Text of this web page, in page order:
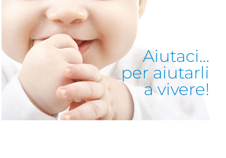
Aiutaci…
per aiutarli
a vivere!